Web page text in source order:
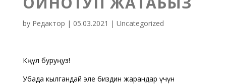
by Редактор | 05.03.2021 | Uncategorized
Көңүл буруңуз!
Убада кылгандай эле биздин жарандар үчүн